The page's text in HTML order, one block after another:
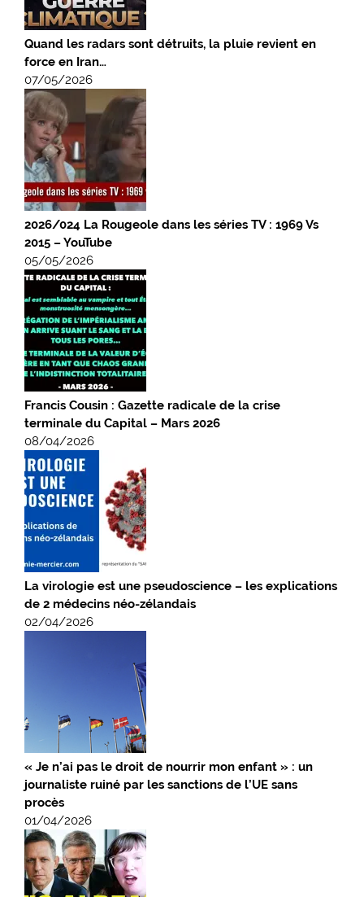
Quand les radars sont détruits, la pluie revient en
force en Iran…
07/05/2026
2026/024 La Rougeole dans les séries TV : 1969 Vs
2015 – YouTube
05/05/2026
Francis Cousin : Gazette radicale de la crise
terminale du Capital – Mars 2026
08/04/2026
La virologie est une pseudoscience – les explications
de 2 médecins néo-zélandais
02/04/2026
« Je n’ai pas le droit de nourrir mon enfant » : un
journaliste ruiné par les sanctions de l’UE sans
procès
01/04/2026